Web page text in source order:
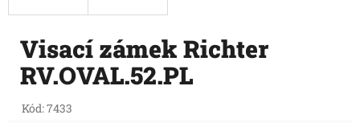
Visací zámek Richter
RV.OVAL.52.PL
Kód:7433